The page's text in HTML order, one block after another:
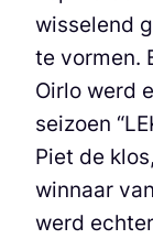
wisselend
te vormen.
Oirlo werd
seizoen
Piet de
winnaar
werd